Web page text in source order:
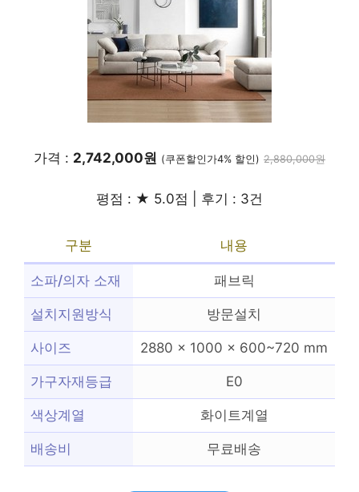
가격 : 2,742,000원 (쿠폰할인가4% 할인) 2,880,000원
평점 : ★ 5.0점 | 후기 : 3건
구분 내용
소파/의자 소재 패브릭
설치지원방식 방문설치
사이즈 2880 x 1000 x 600~720 mm
가구자재등급 E0
색상계열 화이트계열
배송비 무료배송